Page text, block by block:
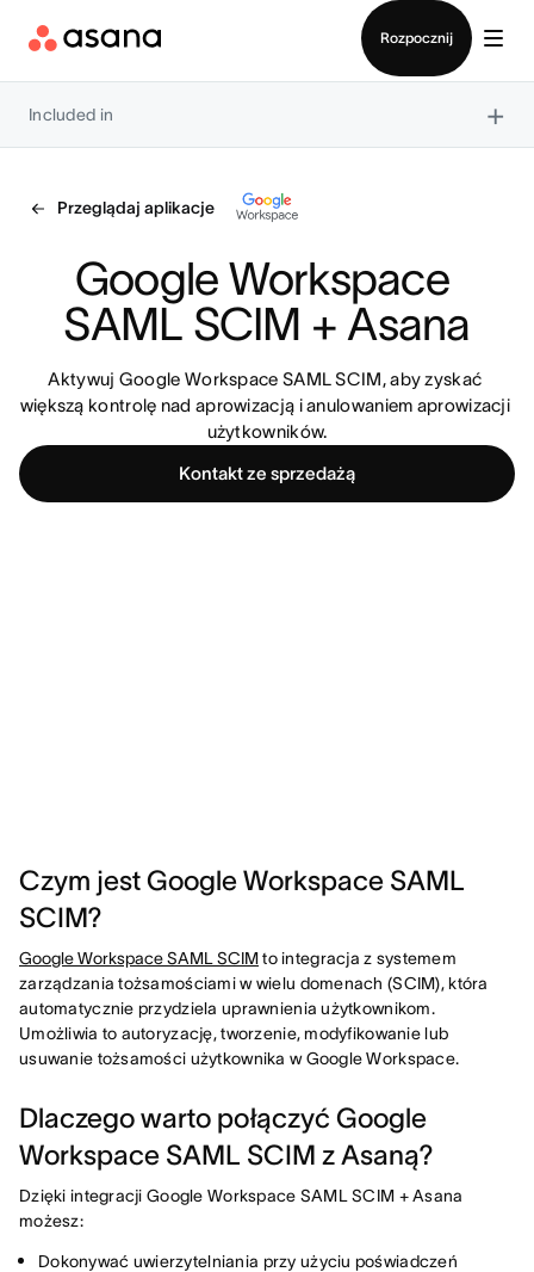
Rozpocznij
Included in ×
Przeglądaj aplikacje
Google Workspace
SAML SCIM + Asana
Aktywuj Google Workspace SAML SCIM, aby zyskać
większą kontrolę nad aprowizacją i anulowaniem aprowizacji
użytkowników.
Kontakt ze sprzedażą
Czym jest Google Workspace SAML
SCIM?
Google Workspace SAML SCIMto integracja z systemem
zarządzania tożsamościami w wielu domenach (SCIM), która
automatycznie przydziela uprawnienia użytkownikom.
Umożliwia to autoryzację, tworzenie, modyfikowanie lub
usuwanie tożsamości użytkownika w Google Workspace.
Dlaczego warto połączyć Google
Workspace SAML SCIM z Asaną?
Dzięki integracji Google Workspace SAML SCIM + Asana
możesz:
Dokonywać uwierzytelniania przy użyciu poświadczeń